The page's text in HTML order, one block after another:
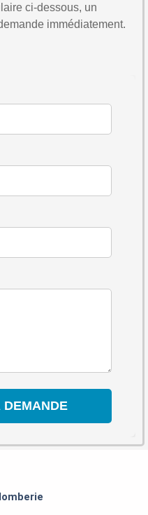
ci-dessous, un
immédiatement.